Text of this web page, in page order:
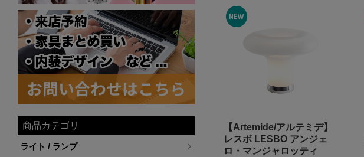
【Artemide/アルテミデ】
レスボ LESBO アンジェ
ロ・マンジャロッティ
商品カテゴリ
ライト / ランプ